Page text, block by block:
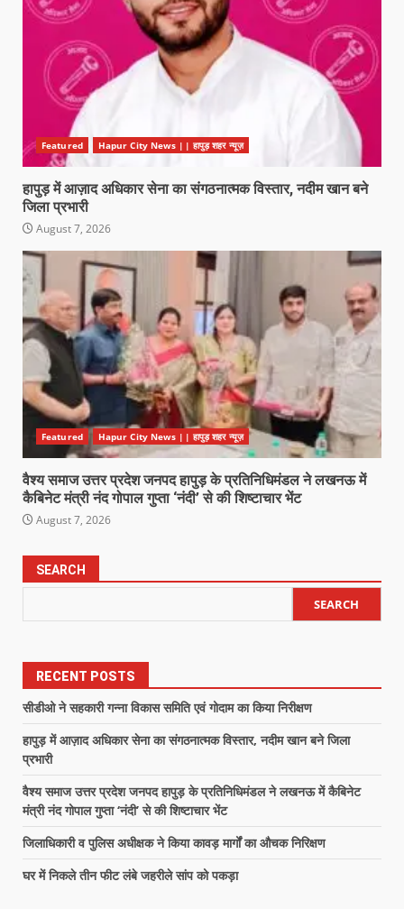
Featured Hapur City News || हापुड़ शहर न्यूज़
हापुड़ में आज़ाद अधिकार सेना का संगठनात्मक विस्तार, नदीम खान बने
जिला प्रभारी
August 7, 2026
Featured Hapur City News || हापुड़ शहर न्यूज़
वैश्य समाज उत्तर प्रदेश जनपद हापुड़ के प्रतिनिधिमंडल ने लखनऊ में
कैबिनेट मंत्री नंद गोपाल गुप्ता ‘नंदी’ से की शिष्टाचार भेंट
August 7, 2026
SEARCH
SEARCH
RECENT POSTS
सीडीओ ने सहकारी गन्ना विकास समिति एवं गोदाम का किया निरीक्षण
हापुड़ में आज़ाद अधिकार सेना का संगठनात्मक विस्तार, नदीम खान बने जिला
प्रभारी
वैश्य समाज उत्तर प्रदेश जनपद हापुड़ के प्रतिनिधिमंडल ने लखनऊ में कैबिनेट
मंत्री नंद गोपाल गुप्ता ‘नंदी’ से की शिष्टाचार भेंट
जिलाधिकारी व पुलिस अधीक्षक ने किया कावड़ मार्गों का औचक निरिक्षण
घर में निकले तीन फीट लंबे जहरीले सांप को पकड़ा